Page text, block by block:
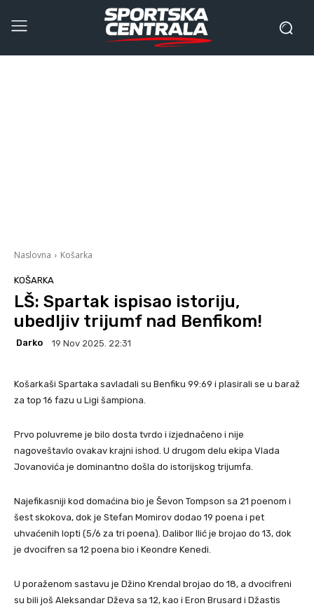
Naslovna Košarka
KOŠARKA
LŠ: Spartak ispisao istoriju,
ubedljiv trijumf nad Benfikom!
Darko 19 Nov 2025. 22:31
Košarkaši Spartaka savladali su Benfiku 99:69 i plasirali se u baraž
za top 16 fazu u Ligi šampiona.
Prvo poluvreme je bilo dosta tvrdo i izjednačeno i nije
nagoveštavlo ovakav krajni ishod. U drugom delu ekipa Vlada
Jovanovića je dominantno došla do istorijskog trijumfa.
Najefikasniji kod domaćina bio je Ševon Tompson sa 21 poenom i
šest skokova, dok je Stefan Momirov dodao 19 poena i pet
uhvaćenih lopti (5/6 za tri poena). Dalibor Ilić je brojao do 13, dok
je dvocifren sa 12 poena bio i Keondre Kenedi.
U poraženom sastavu je Džino Krendal brojao do 18, a dvocifreni
su bili još Aleksandar Dževa sa 12, kao i Eron Brusard i Džastis